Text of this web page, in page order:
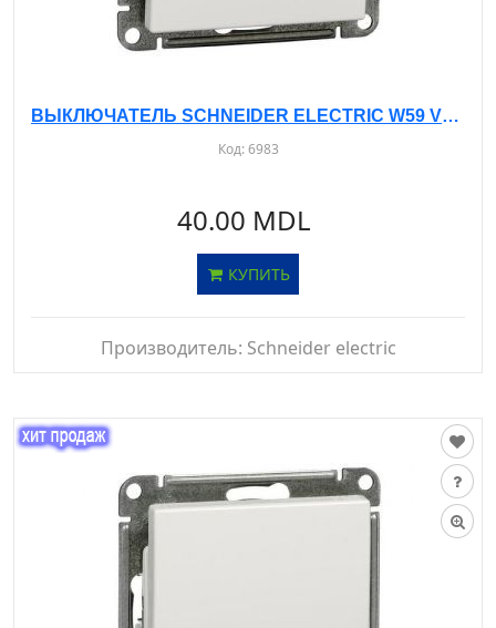
ВЫКЛЮЧАТЕЛЬ SCHNEIDER ELECTRIC W59 VS110-154-1-86 Б/РАМКИ - С/У, 1-КЛ. БЕЛЫЙ - 10А- IP20
Код:6983
40.00 MDL
КУПИТЬ
Производитель: Schneider electric